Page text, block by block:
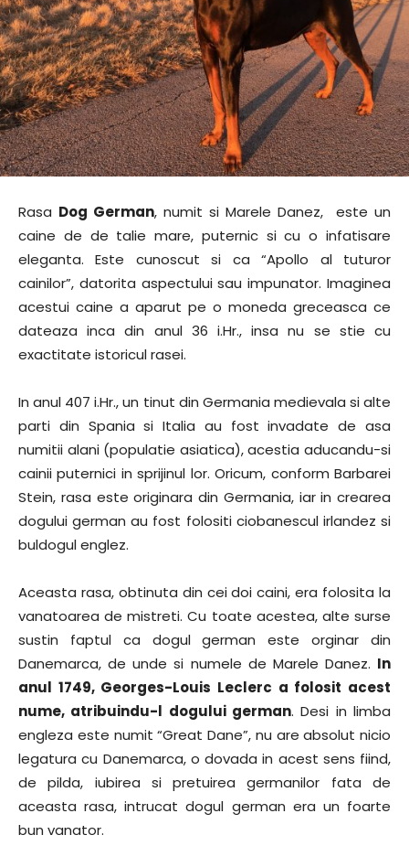
Rasa Dog German, numit si Marele Danez, este un
caine de de talie mare, puternic si cu o infatisare
eleganta. Este cunoscut si ca “Apollo al tuturor
cainilor”, datorita aspectului sau impunator. Imaginea
acestui caine a aparut pe o moneda greceasca ce
dateaza inca din anul 36 i.Hr., insa nu se stie cu
exactitate istoricul rasei.
In anul 407 i.Hr., un tinut din Germania medievala si alte
parti din Spania si Italia au fost invadate de asa
numitii alani (populatie asiatica), acestia aducandu-si
cainii puternici in sprijinul lor. Oricum, conform Barbarei
Stein, rasa este originara din Germania, iar in crearea
dogului german au fost folositi ciobanescul irlandez si
buldogul englez.
Aceasta rasa, obtinuta din cei doi caini, era folosita la
vanatoarea de mistreti. Cu toate acestea, alte surse
sustin faptul ca dogul german este orginar din
Danemarca, de unde si numele de Marele Danez. In
anul 1749, Georges-Louis Leclerc a folosit acest
nume, atribuindu-l dogului german. Desi in limba
engleza este numit “Great Dane”, nu are absolut nicio
legatura cu Danemarca, o dovada in acest sens fiind,
de pilda, iubirea si pretuirea germanilor fata de
aceasta rasa, intrucat dogul german era un foarte
bun vanator.